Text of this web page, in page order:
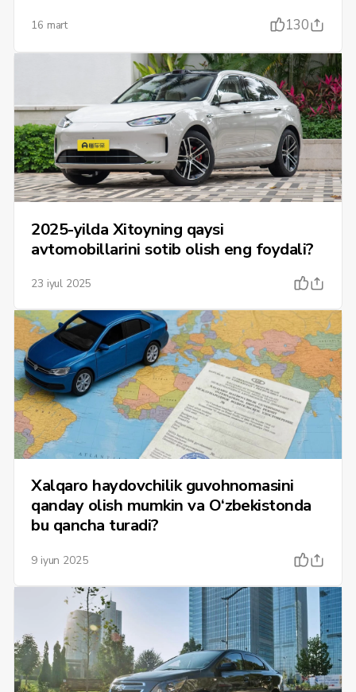
16 mart 130
2025-yilda Xitoyning qaysi
avtomobillarini sotib olish eng foydali?
23 iyul 2025
Xalqaro haydovchilik guvohnomasini
qanday olish mumkin va O‘zbekistonda
bu qancha turadi?
9 iyun 2025